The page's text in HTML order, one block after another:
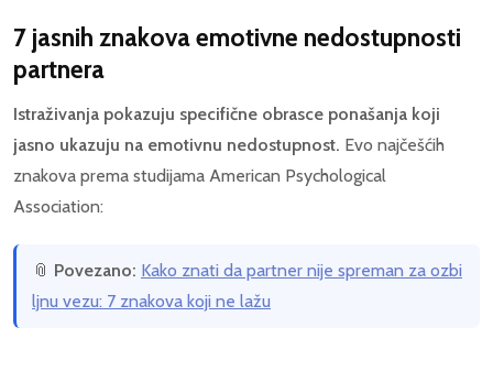
7 jasnih znakova emotivne nedostupnosti
partnera
Istraživanja pokazuju specifične obrasce ponašanja koji
jasno ukazuju na emotivnu nedostupnost. Evo najčešćih
znakova prema studijama American Psychological
Association:
📎 Povezano: Kako znati da partner nije spreman za ozbi
ljnu vezu: 7 znakova koji ne lažu